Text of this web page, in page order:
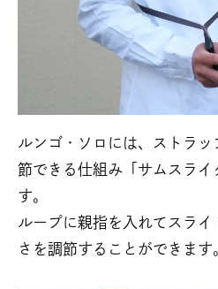
ルンゴ・ソロには、ストラ
節できる仕組み「サムスライ
す。
ループに親指を入れてスラ
さを調節することができます